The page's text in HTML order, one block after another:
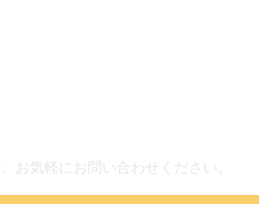
お気軽にお問い合わせください。